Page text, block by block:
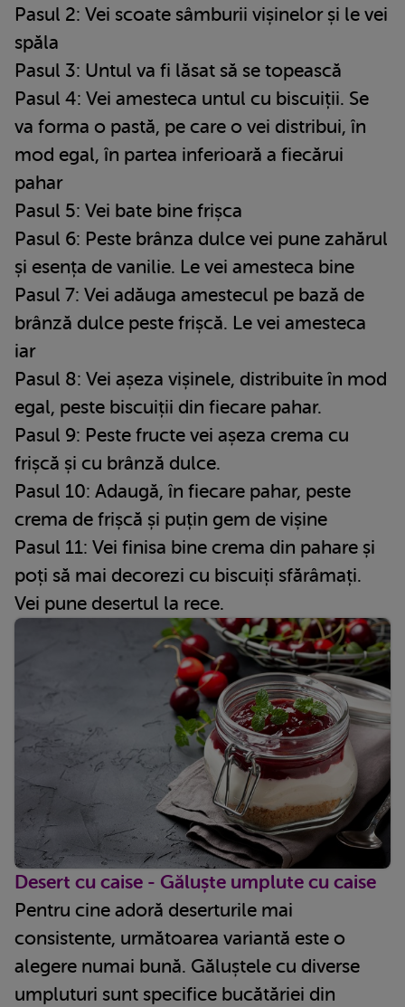
Pasul 2: Vei scoate sâmburii vișinelor și le vei
spăla
Pasul 3: Untul va fi lăsat să se topească
Pasul 4: Vei amesteca untul cu biscuiții. Se
va forma o pastă, pe care o vei distribui, în
mod egal, în partea inferioară a fiecărui
pahar
Pasul 5: Vei bate bine frișca
Pasul 6: Peste brânza dulce vei pune zahărul
și esența de vanilie. Le vei amesteca bine
Pasul 7: Vei adăuga amestecul pe bază de
brânză dulce peste frișcă. Le vei amesteca
iar
Pasul 8: Vei așeza vișinele, distribuite în mod
egal, peste biscuiții din fiecare pahar.
Pasul 9: Peste fructe vei așeza crema cu
frișcă și cu brânză dulce.
Pasul 10: Adaugă, în fiecare pahar, peste
crema de frișcă și puțin gem de vișine
Pasul 11: Vei finisa bine crema din pahare și
poți să mai decorezi cu biscuiți sfărâmați.
Vei pune desertul la rece.
Desert cu caise - Găluște umplute cu caise
Pentru cine adoră deserturile mai
consistente, următoarea variantă este o
alegere numai bună. Găluștele cu diverse
umpluturi sunt specifice bucătăriei din